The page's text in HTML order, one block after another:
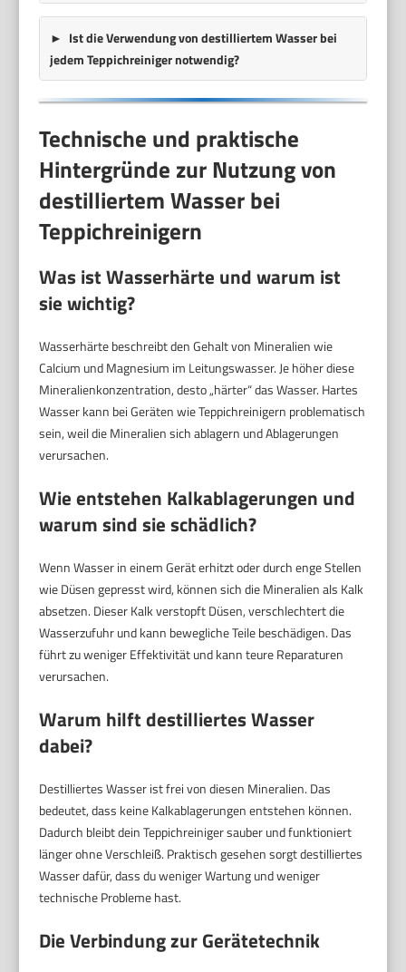
Ist die Verwendung von destilliertem Wasser bei
jedem Teppichreiniger notwendig?
Technische und praktische
Hintergründe zur Nutzung von
destilliertem Wasser bei
Teppichreinigern
Was ist Wasserhärte und warum ist
sie wichtig?
Wasserhärte beschreibt den Gehalt von Mineralien wie
Calcium und Magnesium im Leitungswasser. Je höher diese
Mineralienkonzentration, desto „härter“ das Wasser. Hartes
Wasser kann bei Geräten wie Teppichreinigern problematisch
sein, weil die Mineralien sich ablagern und Ablagerungen
verursachen.
Wie entstehen Kalkablagerungen und
warum sind sie schädlich?
Wenn Wasser in einem Gerät erhitzt oder durch enge Stellen
wie Düsen gepresst wird, können sich die Mineralien als Kalk
absetzen. Dieser Kalk verstopft Düsen, verschlechtert die
Wasserzufuhr und kann bewegliche Teile beschädigen. Das
führt zu weniger Effektivität und kann teure Reparaturen
verursachen.
Warum hilft destilliertes Wasser
dabei?
Destilliertes Wasser ist frei von diesen Mineralien. Das
bedeutet, dass keine Kalkablagerungen entstehen können.
Dadurch bleibt dein Teppichreiniger sauber und funktioniert
länger ohne Verschleiß. Praktisch gesehen sorgt destilliertes
Wasser dafür, dass du weniger Wartung und weniger
technische Probleme hast.
Die Verbindung zur Gerätetechnik